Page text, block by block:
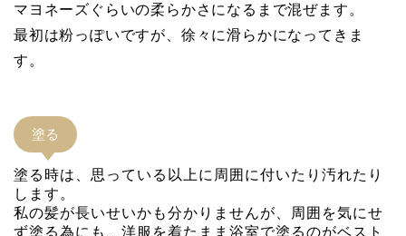
マヨネーズぐらいの柔らかさになるまで混ぜます。
最初は粉っぽいですが、徐々に滑らかになってきま
す。
塗る
塗る時は、思っている以上に周囲に付いたり汚れたり
します。
私の髪が長いせいかも分かりませんが、周囲を気にせ
ず塗る為にも、洋服を着たまま浴室で塗るのがベスト